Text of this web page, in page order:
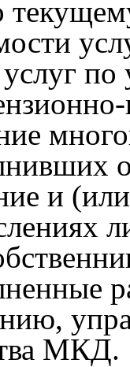
услуг
и
МКД.